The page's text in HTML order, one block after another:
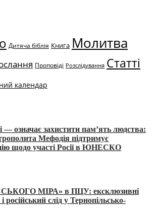
Дитяча біблія Книга Молитва
Проповіді Розслідування Статті
календар
— означає захистити пам’ять людства:
Мефодія підтримує
щодо участі Росії в ЮНЕСКО
МІРА» в ПЦУ: ексклюзивні
російський слід у Тернопільсько-